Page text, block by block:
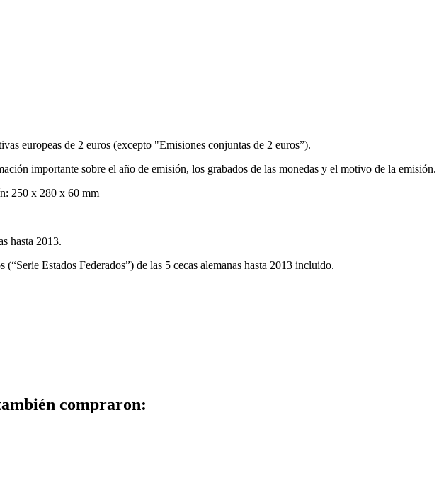
europeas de 2 euros (excepto "Emisiones conjuntas de 2 euros”).
importante sobre el año de emisión, los grabados de las monedas y el motivo de la emisión.
250 x 280 x 60 mm
hasta 2013.
Estados Federados”) de las 5 cecas alemanas hasta 2013 incluido.
compraron: